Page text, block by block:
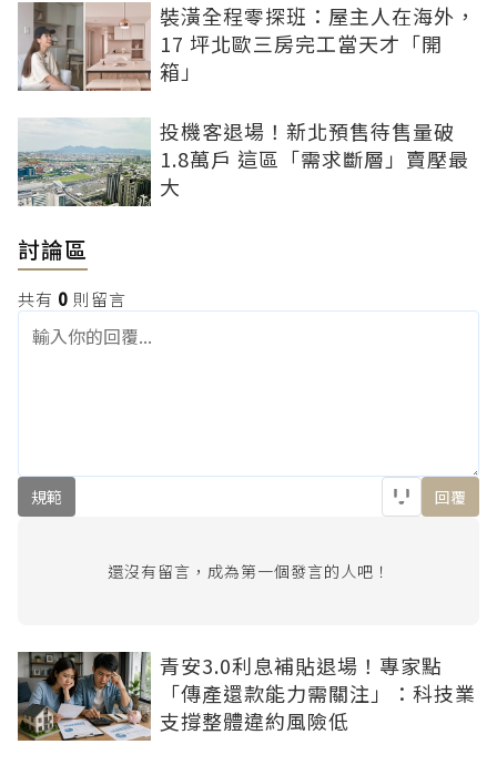
裝潢全程零探班：屋主人在海外，
17 坪北歐三房完工當天才「開
箱」
投機客退場！新北預售待售量破
1.8萬戶 這區「需求斷層」賣壓最
大
討論區
共有 0 則留言
規範 回覆
還沒有留言，成為第一個發言的人吧！
青安3.0利息補貼退場！專家點
「傳產還款能力需關注」：科技業
支撐整體違約風險低